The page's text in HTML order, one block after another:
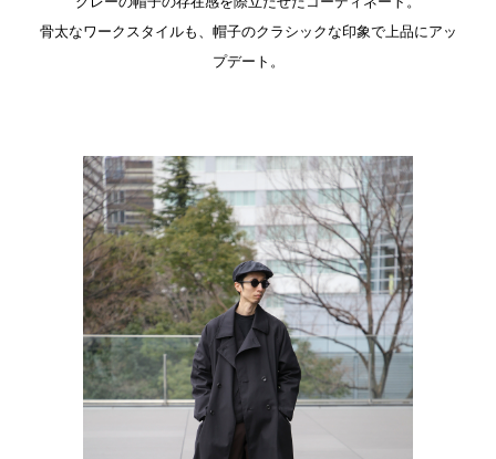
骨太なワークスタイルも、帽子のクラシックな印象で上品にアッ
プデート。